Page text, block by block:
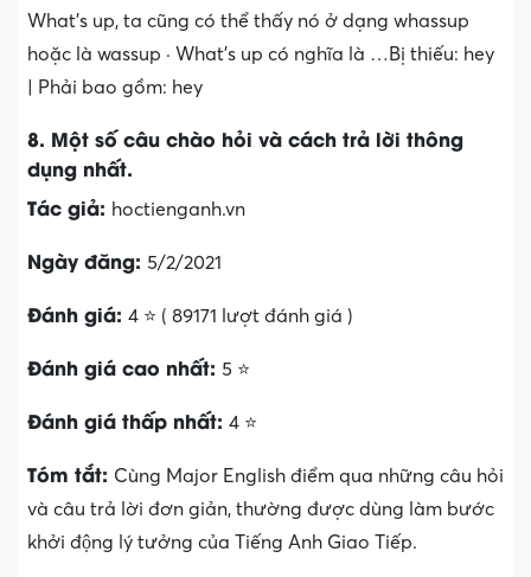
What’s up, ta cũng có thể thấy nó ở dạng whassup
hoặc là wassup · What’s up có nghĩa là …Bị thiếu: hey
‎| Phải bao gồm: hey
8. Một số câu chào hỏi và cách trả lời thông
dụng nhất.
Tác giả: hoctienganh.vn
Ngày đăng: 5/2/2021
Đánh giá: 4 ⭐ ( 89171 lượt đánh giá )
Đánh giá cao nhất: 5 ⭐
Đánh giá thấp nhất: 4 ⭐
Tóm tắt: Cùng Major English điểm qua những câu hỏi
và câu trả lời đơn giản, thường được dùng làm bước
khởi động lý tưởng của Tiếng Anh Giao Tiếp.